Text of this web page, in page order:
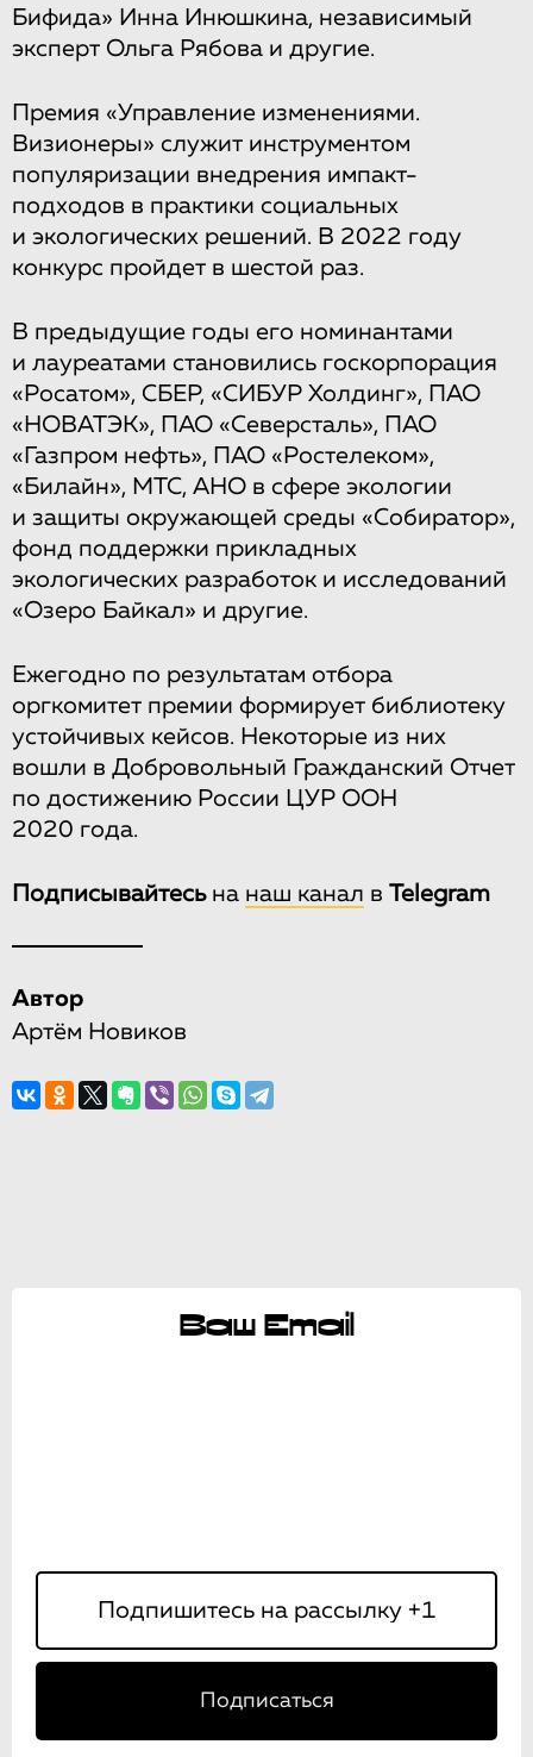
Бифида» Инна Инюшкина, независимый
эксперт Ольга Рябова и другие.
Премия «Управление изменениями.
Визионеры» служит инструментом
популяризации внедрения импакт-
подходов в практики социальных
и экологических решений. В 2022 году
конкурс пройдет в шестой раз.
В предыдущие годы его номинантами
и лауреатами становились госкорпорация
«Росатом», СБЕР, «СИБУР Холдинг», ПАО
«НОВАТЭК», ПАО «Северсталь», ПАО
«Газпром нефть», ПАО «Ростелеком»,
«Билайн», МТС, АНО в сфере экологии
и защиты окружающей среды «Собиратор»,
фонд поддержки прикладных
экологических разработок и исследований
«Озеро Байкал» и другие.
Ежегодно по результатам отбора
оргкомитет премии формирует библиотеку
устойчивых кейсов. Некоторые из них
вошли в Добровольный Гражданский Отчет
по достижению России ЦУР ООН
2020 года.
Подписывайтесьна наш канал в Telegram
Автор
Артём Новиков
Ваш Email
Подписаться